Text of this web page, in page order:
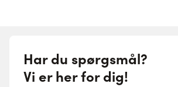
Har du spørgsmål?
Vi er her for dig!